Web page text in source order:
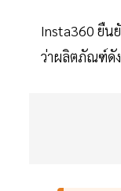
Insta360 ยืน
ว่าผลิตภัณฑ์ดั